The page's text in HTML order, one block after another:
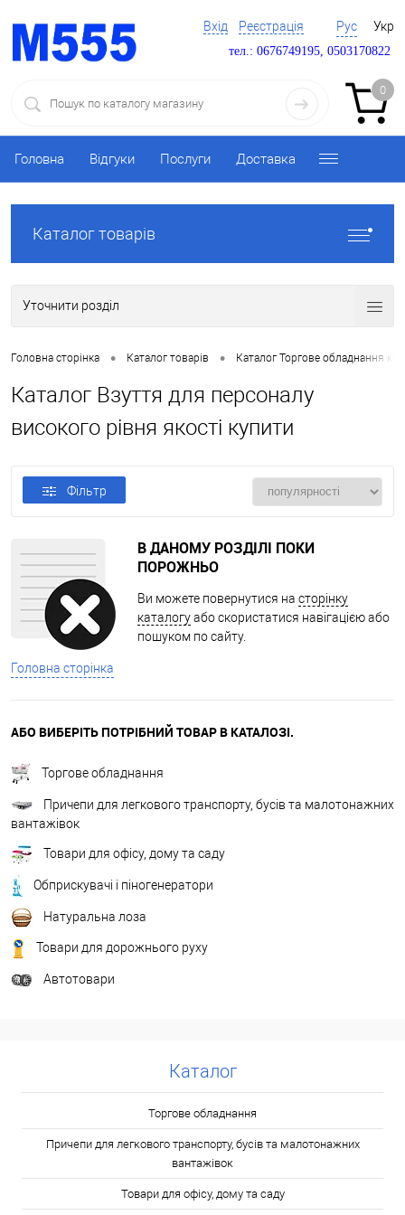
Вхід Реєстрація Рус Укр
тел.: 0676749195, 0503170822
0
Головна Відгуки Послуги Доставка
Каталог товарів
Уточнити розділ
Головна сторінка • Каталог товарів • Каталог Торгове обладнання
Каталог Взуття для персоналу
високого рівня якості купити
Фільтр
В ДАНОМУ РОЗДІЛІ ПОКИ
ПОРОЖНЬО
Ви можете повернутися на сторінку
каталогуабо скористатися навігацією або
пошуком по сайту.
Головна сторінка
АБО ВИБЕРІТЬ ПОТРІБНИЙ ТОВАР В КАТАЛОЗІ.
Торгове обладнання
Причепи для легкового транспорту, бусів та малотонажних
вантажівок
Товари для офісу, дому та саду
Обприскувачі і піногенератори
Натуральна лоза
Товари для дорожнього руху
Автотовари
Каталог
Торгове обладнання
Причепи для легкового транспорту, бусів та малотонажних
вантажівок
Товари для офісу, дому та саду